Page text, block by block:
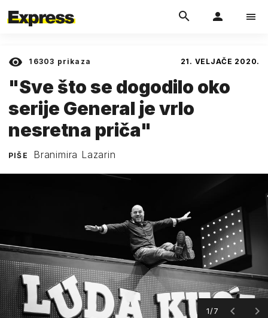
16303 prikaza 21. VELJAČE 2020.
"Sve što se dogodilo oko
serije General je vrlo
nesretna priča"
PIŠE Branimira Lazarin
1/7